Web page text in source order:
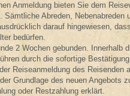
Anmeldung bieten Sie dem
Sämtliche Abreden,
darauf hingewiesen,
bedürfen.
2 Wochen gebunden.
durch die sofortige
Reiseanmeldung des
Grundlage des neuen Angebots
oder Restzahlung erklärt.